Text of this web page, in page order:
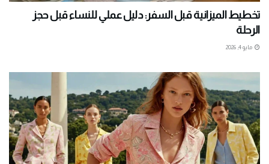
تخطيط الميزانية قبل السفر: دليل عملي للنساء قبل حجز
الرحلة
مايو 4, 2026